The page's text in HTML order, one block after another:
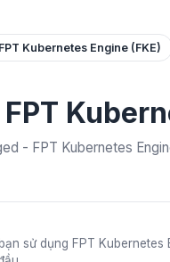
Kubernetes Engine (FKE)
- FPT Kubernetes
sử dụng FPT